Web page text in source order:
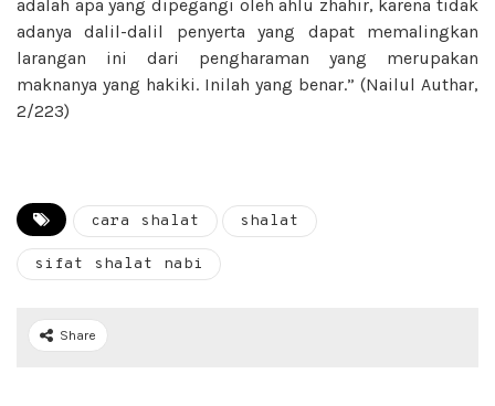
adalah apa yang dipegangi oleh ahlu zhahir, karena tidak
adanya dalil-dalil penyerta yang dapat memalingkan
larangan ini dari pengharaman yang merupakan
maknanya yang hakiki. Inilah yang benar.” (Nailul Authar,
2/223)
cara shalat shalat
sifat shalat nabi
Share